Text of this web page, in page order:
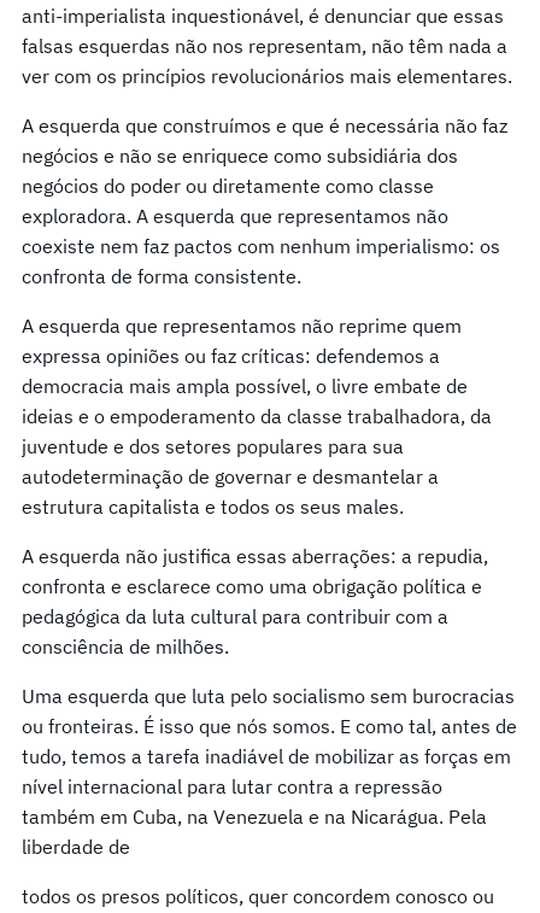
anti-imperialista inquestionável, é denunciar que essas
falsas esquerdas não nos representam, não têm nada a
ver com os princípios revolucionários mais elementares.
A esquerda que construímos e que é necessária não faz
negócios e não se enriquece como subsidiária dos
negócios do poder ou diretamente como classe
exploradora. A esquerda que representamos não
coexiste nem faz pactos com nenhum imperialismo: os
confronta de forma consistente.
A esquerda que representamos não reprime quem
expressa opiniões ou faz críticas: defendemos a
democracia mais ampla possível, o livre embate de
ideias e o empoderamento da classe trabalhadora, da
juventude e dos setores populares para sua
autodeterminação de governar e desmantelar a
estrutura capitalista e todos os seus males.
A esquerda não justifica essas aberrações: a repudia,
confronta e esclarece como uma obrigação política e
pedagógica da luta cultural para contribuir com a
consciência de milhões.
Uma esquerda que luta pelo socialismo sem burocracias
ou fronteiras. É isso que nós somos. E como tal, antes de
tudo, temos a tarefa inadiável de mobilizar as forças em
nível internacional para lutar contra a repressão
também em Cuba, na Venezuela e na Nicarágua. Pela
liberdade de
todos os presos políticos, quer concordem conosco ou